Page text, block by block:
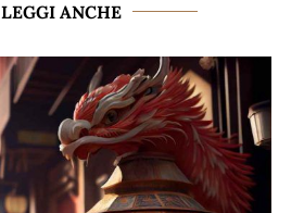
LEGGI ANCHE